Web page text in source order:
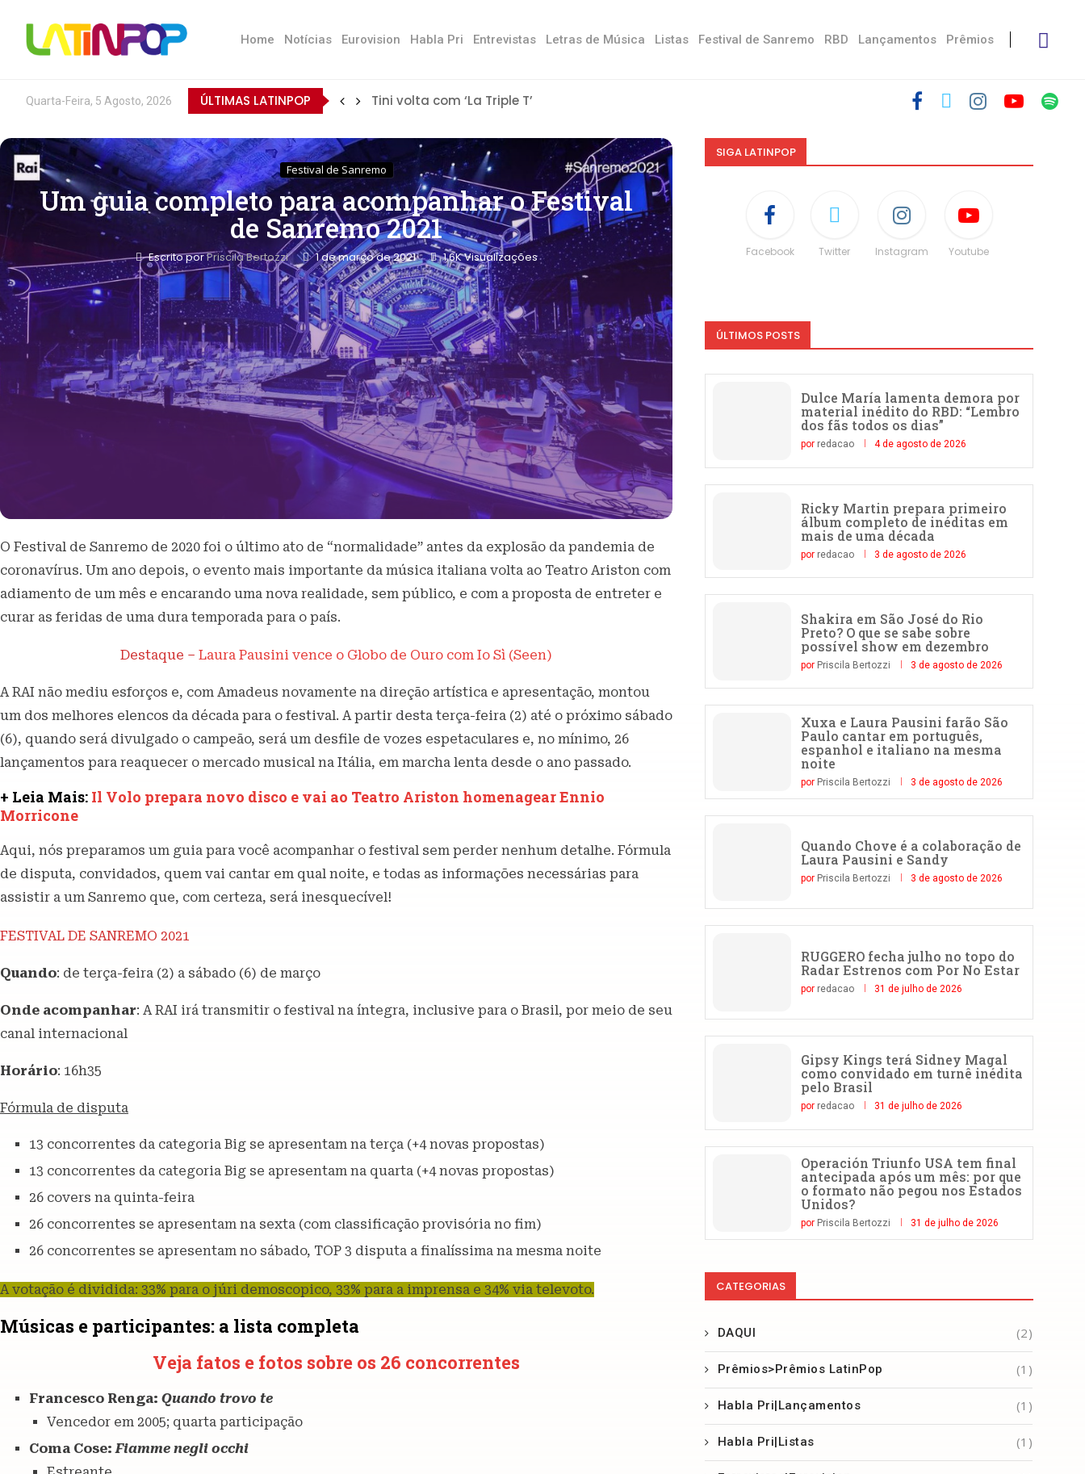
Home Notícias Eurovision Habla Pri Entrevistas Letras de Música Listas Festival de Sanremo RBD Lançamentos Prêmios
Quarta-Feira, 5 Agosto, 2026 ÚLTIMAS LATINPOP Tini volta com ‘La Triple T’
Festival de Sanremo
Um guia completo para acompanhar o Festival
de Sanremo 2021
Escrito porPriscila Bertozzi 1 de março de 2021 1,6KVisualizações
O Festival de Sanremo de 2020 foi o último ato de “normalidade” antes da explosão da pandemia de
coronavírus. Um ano depois, o evento mais importante da música italiana volta ao Teatro Ariston com
adiamento de um mês e encarando uma nova realidade, sem público, e com a proposta de entreter e
curar as feridas de uma dura temporada para o país.
Destaque –Laura Pausini vence o Globo de Ouro com Io Sì (Seen)
A RAI não mediu esforços e, com Amadeus novamente na direção artística e apresentação, montou
um dos melhores elencos da década para o festival. A partir desta terça-feira (2) até o próximo sábado
(6), quando será divulgado o campeão, será um desfile de vozes espetaculares e, no mínimo, 26
lançamentos para reaquecer o mercado musical na Itália, em marcha lenta desde o ano passado.
+ Leia Mais: Il Volo prepara novo disco e vai ao Teatro Ariston homenagear Ennio
Morricone
Aqui, nós preparamos um guia para você acompanhar o festival sem perder nenhum detalhe. Fórmula
de disputa, convidados, quem vai cantar em qual noite, e todas as informações necessárias para
assistir a um Sanremo que, com certeza, será inesquecível!
FESTIVAL DE SANREMO 2021
Quando: de terça-feira (2) a sábado (6) de março
Onde acompanhar: A RAI irá transmitir o festival na íntegra, inclusive para o Brasil, por meio de seu
canal internacional
Horário: 16h35
Fórmula de disputa
13 concorrentes da categoria Big se apresentam na terça (+4 novas propostas)
13 concorrentes da categoria Big se apresentam na quarta (+4 novas propostas)
26 covers na quinta-feira
26 concorrentes se apresentam na sexta (com classificação provisória no fim)
26 concorrentes se apresentam no sábado, TOP 3 disputa a finalíssima na mesma noite
A votação é dividida: 33% para o júri demoscopico, 33% para a imprensa e 34% via televoto.
Músicas e participantes: a lista completa
Veja fatos e fotos sobre os 26 concorrentes
Francesco Renga: Quando trovo te
Vencedor em 2005; quarta participação
Coma Cose:Fiamme negli occhi
SIGA LATINPOP
Facebook Twitter Instagram Youtube
ÚLTIMOS POSTS
Dulce María lamenta demora por
material inédito do RBD: “Lembro
dos fãs todos os dias”
por redacao 4 de agosto de 2026
Ricky Martin prepara primeiro
álbum completo de inéditas em
mais de uma década
por redacao 3 de agosto de 2026
Shakira em São José do Rio
Preto? O que se sabe sobre
possível show em dezembro
por Priscila Bertozzi 3 de agosto de 2026
Xuxa e Laura Pausini farão São
Paulo cantar em português,
espanhol e italiano na mesma
noite
por Priscila Bertozzi 3 de agosto de 2026
Quando Chove é a colaboração de
Laura Pausini e Sandy
por Priscila Bertozzi 3 de agosto de 2026
RUGGERO fecha julho no topo do
Radar Estrenos com Por No Estar
por redacao 31 de julho de 2026
Gipsy Kings terá Sidney Magal
como convidado em turnê inédita
pelo Brasil
por redacao 31 de julho de 2026
Operación Triunfo USA tem final
antecipada após um mês: por que
o formato não pegou nos Estados
Unidos?
por Priscila Bertozzi 31 de julho de 2026
CATEGORIAS
DAQUI (2)
Prêmios>Prêmios LatinPop (1)
Habla Pri|Lançamentos (1)
Habla Pri|Listas (1)